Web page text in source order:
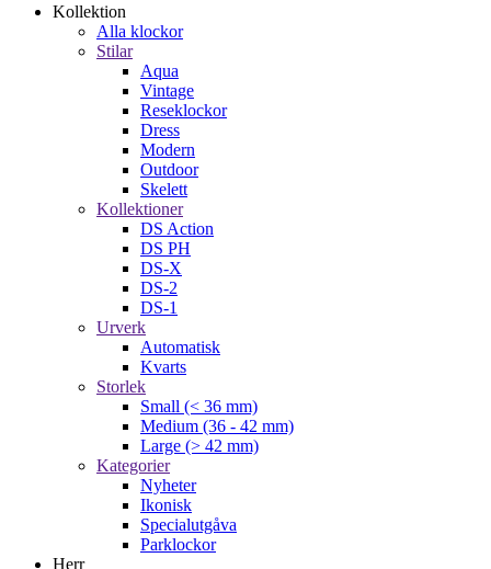
Kollektion
Alla klockor
Stilar
Aqua
Vintage
Reseklockor
Dress
Modern
Outdoor
Skelett
Kollektioner
DS Action
DS PH
DS-X
DS-2
DS-1
Urverk
Automatisk
Kvarts
Storlek
Small (< 36 mm)
Medium (36 - 42 mm)
Large (> 42 mm)
Kategorier
Nyheter
Ikonisk
Specialutgåva
Parklockor
Herr